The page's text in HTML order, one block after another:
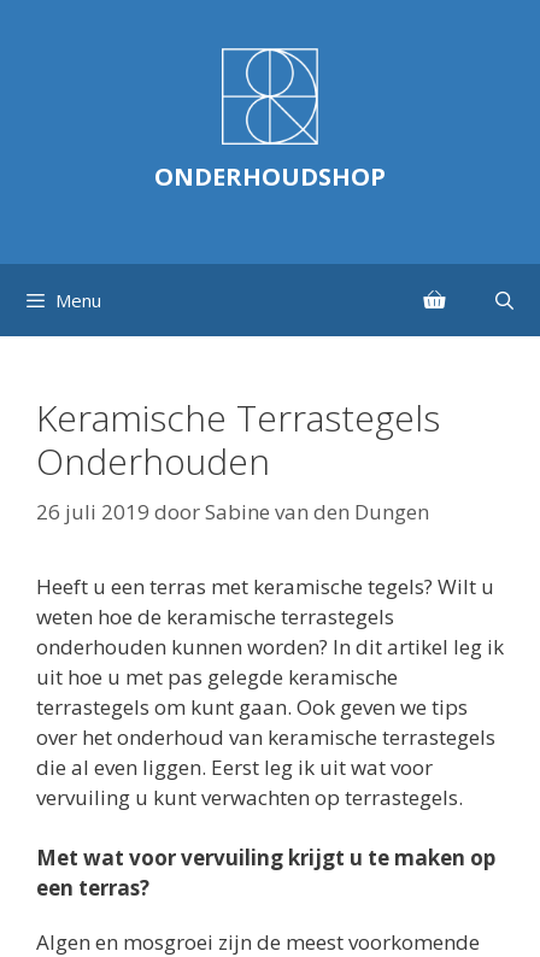
ONDERHOUDSHOP
Menu
Keramische Terrastegels
Onderhouden
26 juli 2019 doorSabine van den Dungen
Heeft u een terras met keramische tegels? Wilt u
weten hoe de keramische terrastegels
onderhouden kunnen worden? In dit artikel leg ik
uit hoe u met pas gelegde keramische
terrastegels om kunt gaan. Ook geven we tips
over het onderhoud van keramische terrastegels
die al even liggen. Eerst leg ik uit wat voor
vervuiling u kunt verwachten op terrastegels.
Met wat voor vervuiling krijgt u te maken op
een terras?
Algen en mosgroei zijn de meest voorkomende